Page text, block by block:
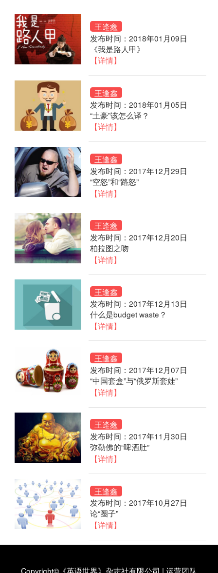
王逢鑫
发布时间：2018年01月09日
《我是路人甲》
【详情】
王逢鑫
发布时间：2018年01月05日
“土豪”该怎么译？
【详情】
王逢鑫
发布时间：2017年12月29日
“空怒”和“路怒”
【详情】
王逢鑫
发布时间：2017年12月20日
柏拉图之吻
【详情】
王逢鑫
发布时间：2017年12月13日
什么是budget waste？
【详情】
王逢鑫
发布时间：2017年12月07日
“中国套盒”与“俄罗斯套娃”
【详情】
王逢鑫
发布时间：2017年11月30日
弥勒佛的“啤酒肚”
【详情】
王逢鑫
发布时间：2017年10月27日
论“圈子”
【详情】
Copyright©《英语世界》杂志社有限公司 | 运营团队